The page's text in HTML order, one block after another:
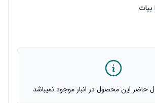
بیات
حاضر این محصول در انبار موجود نمیباشد